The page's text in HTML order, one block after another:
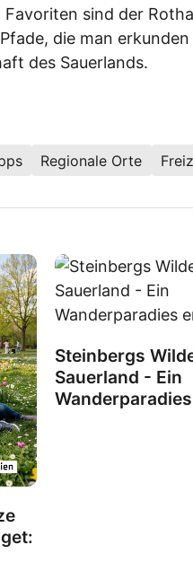
sind der
die man
des Sauerlands.
Regionale Orte
Steinbergs
Sauerland - Ein